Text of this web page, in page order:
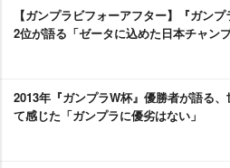
【ガンプラビフォーアフター】『ガン
2位が語る「ゼータに込めた日本チャン
2013年『ガンプラW杯』優勝者が語る
て感じた「ガンプラに優劣はない」